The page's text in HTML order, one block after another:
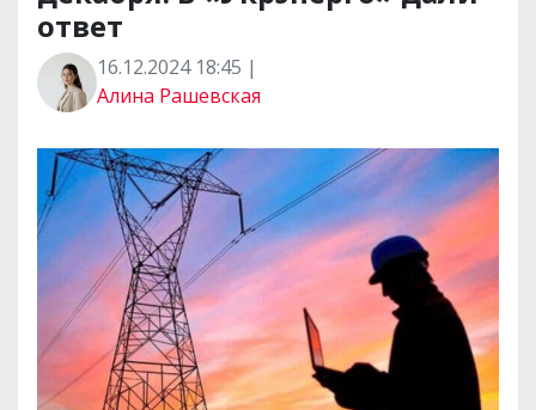
ответ
16.12.2024 18:45 |
Алина Рашевская